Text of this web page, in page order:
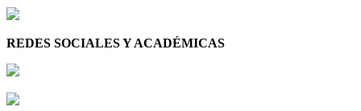
REDES SOCIALES Y ACADÉMICAS